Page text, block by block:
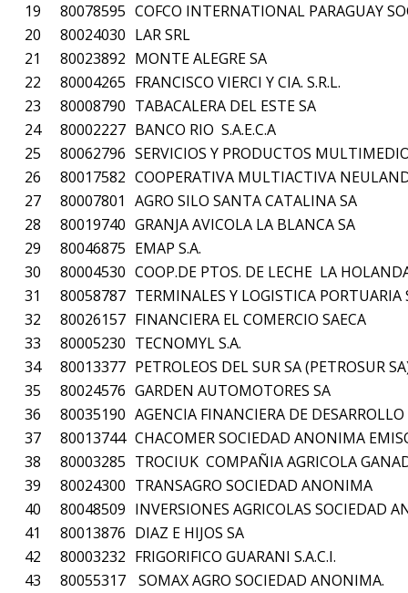
19
80078595 COFCO INTERNATIONAL PARAGUAY
20
80024030 LAR SRL
21
80023892 MONTE ALEGRE SA
22
80004265 FRANCISCO VIERCI Y CIA. S.R.L.
23
80008790 TABACALERA DEL ESTE SA
24
80002227 BANCO RIO S.A.E.C.A
25
80062796 SERVICIOS Y PRODUCTOS
26
80017582 COOPERATIVA MULTIACTIVA
27
80007801 AGRO SILO SANTA CATALINA SA
28
80019740 GRANJA AVICOLA LA BLANCA SA
29
80046875 EMAP S.A.
30
80004530 COOP.DE PTOS. DE LECHE LA
31
80058787 TERMINALES Y LOGISTICA PORTUARIA
32
80026157 FINANCIERA EL COMERCIO SAECA
33
80005230 TECNOMYL S.A.
34
80013377 PETROLEOS DEL SUR SA (PETROSUR
35
80024576 GARDEN AUTOMOTORES SA
36
80035190 AGENCIA FINANCIERA DE DESARROLLO
37
80013744 CHACOMER SOCIEDAD ANONIMA
38
80003285 TROCIUK COMPAÑIA AGRICOLA
39
80024300 TRANSAGRO SOCIEDAD ANONIMA
40
80048509 INVERSIONES AGRICOLAS SOCIEDAD
41
80013876 DIAZ E HIJOS SA
42
80003232 FRIGORIFICO GUARANI S.A.C.I.
43
80055317
SOMAX AGRO SOCIEDAD ANONIMA.